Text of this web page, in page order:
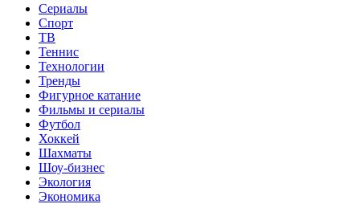
Сериалы
Спорт
ТВ
Теннис
Технологии
Тренды
Фигурное катание
Фильмы и сериалы
Футбол
Хоккей
Шахматы
Шоу-бизнес
Экология
Экономика